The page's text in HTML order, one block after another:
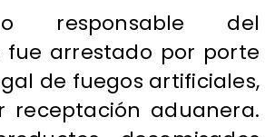
responsable del
arrestado por porte
de fuegos artificiales,
receptación aduanera.